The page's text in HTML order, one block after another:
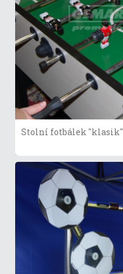
Stolní fotbálek "klasik"